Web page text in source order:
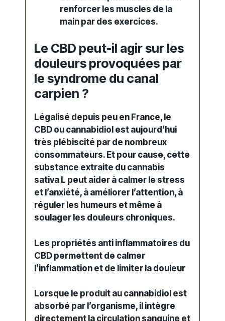
renforcer les muscles de la
main par des exercices.
Le CBD peut-il agir sur les
douleurs provoquées par
le syndrome du canal
carpien ?
Légalisé depuis peu en France, le
CBD ou cannabidiol est aujourd’hui
très plébiscité par de nombreux
consommateurs. Et pour cause, cette
substance extraite du cannabis
sativa L peut aider à calmer le stress
et l’anxiété, à améliorer l’attention, à
réguler les humeurs et même à
soulager les douleurs chroniques.
Les propriétés anti inflammatoires du
CBD permettent de calmer
l’inflammation et de limiter la douleur
Lorsque le produit au cannabidiol est
absorbé par l’organisme, il intègre
directement la circulation sanguine et